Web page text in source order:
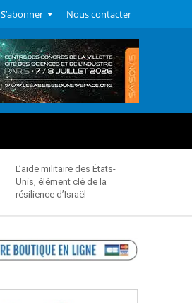
S’abonner Nous contacter
L’aide militaire des États-
Unis, élément clé de la
résilience d’Israël